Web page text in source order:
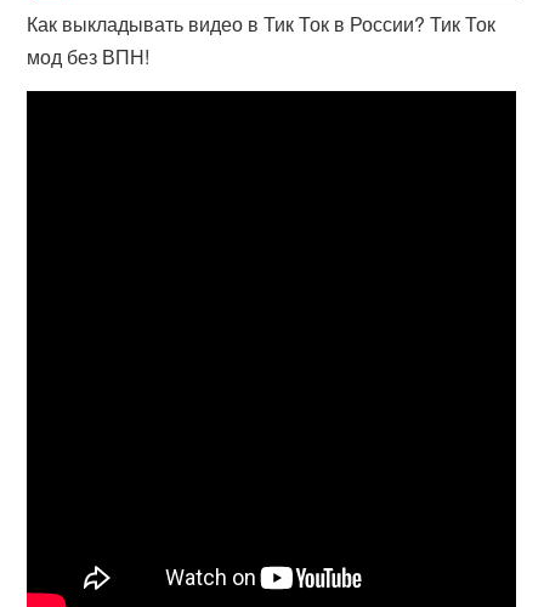
Как выкладывать видео в Тик Ток в России? Тик Ток
мод без ВПН!